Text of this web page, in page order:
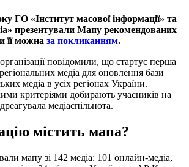
ГО «Інститут масової інформації» та
презентували Мапу рекомендованих
її можна за покликанням.
повідомили, що стартує перша
медіа для оновлення бази
медіа в усіх регіонах України.
критеріями добирають учасників на
медіаспільнота.
містить мапа?
мапу зі 142 медіа: 101 онлайн-медіа,